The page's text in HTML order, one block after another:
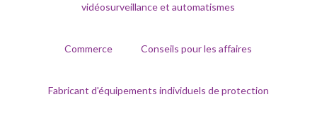
vidéosurveillance et automatismes
Commerce Conseils pour les affaires
Fabricant d'équipements individuels de protection